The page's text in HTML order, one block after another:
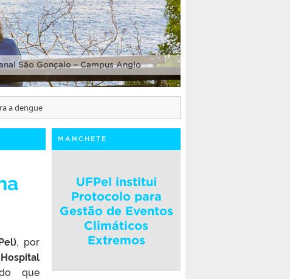
São Gonçalo – Campus Anglo
a dengue
, por
que
MANCHETE
UFPel institui
Protocolo para
Gestão de Eventos
Climáticos
Extremos